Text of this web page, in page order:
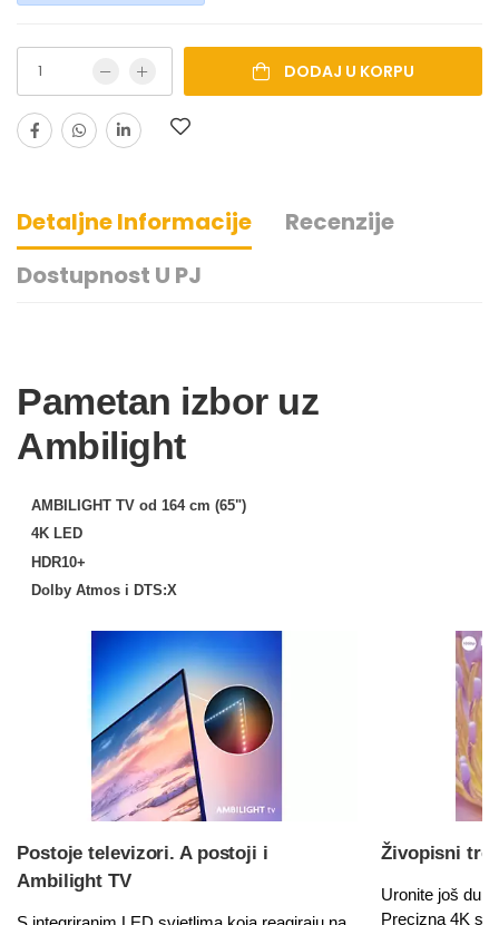
DODAJ U KORPU
Detaljne Informacije
Recenzije
Dostupnost U PJ
Pametan izbor uz
Ambilight
AMBILIGHT TV od 164 cm (65")
4K LED
HDR10+
Dolby Atmos i DTS:X
Postoje televizori. A postoji i
Ambilight TV
Živopisni
Uronite još
Precizna 4K